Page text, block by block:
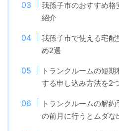
我孫子市のおすすめ
紹介
我孫子市で使える宅
め2選
トランクルームの短
する申し込み方法を2
トランクルームの解
の前月に行うとムダな